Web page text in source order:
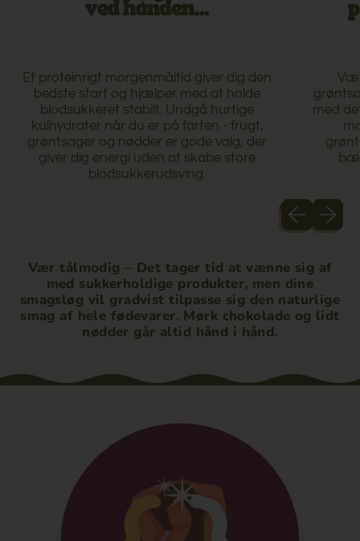
Et proteinrigt morgenmåltid giver dig den
bedste start og hjælper med at holde
blodsukkeret stabilt. Undgå hurtige
kulhydrater når du er på farten - frugt,
grøntsager og nødder er gode valg, der
giver dig energi uden at skabe store
blodsukkerudsving.
med
Forrige dias
Næste
Vær tålmodig – Det tager tid at vænne sig af
med sukkerholdige produkter, men dine
smagsløg vil gradvist tilpasse sig den naturlige
smag af hele fødevarer. Mørk chokolade og lidt
nødder går altid hånd i hånd.